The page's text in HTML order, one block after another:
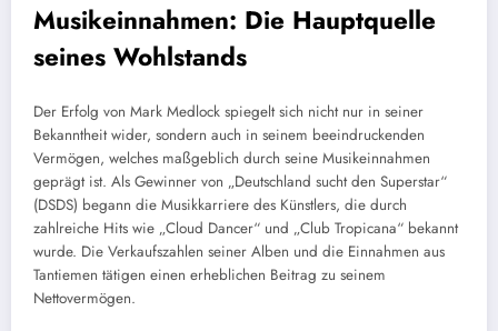
Musikeinnahmen: Die Hauptquelle
seines Wohlstands
Der Erfolg von Mark Medlock spiegelt sich nicht nur in seiner
Bekanntheit wider, sondern auch in seinem beeindruckenden
Vermögen, welches maßgeblich durch seine Musikeinnahmen
geprägt ist. Als Gewinner von „Deutschland sucht den Superstar“
(DSDS) begann die Musikkarriere des Künstlers, die durch
zahlreiche Hits wie „Cloud Dancer“ und „Club Tropicana“ bekannt
wurde. Die Verkaufszahlen seiner Alben und die Einnahmen aus
Tantiemen tätigen einen erheblichen Beitrag zu seinem
Nettovermögen.